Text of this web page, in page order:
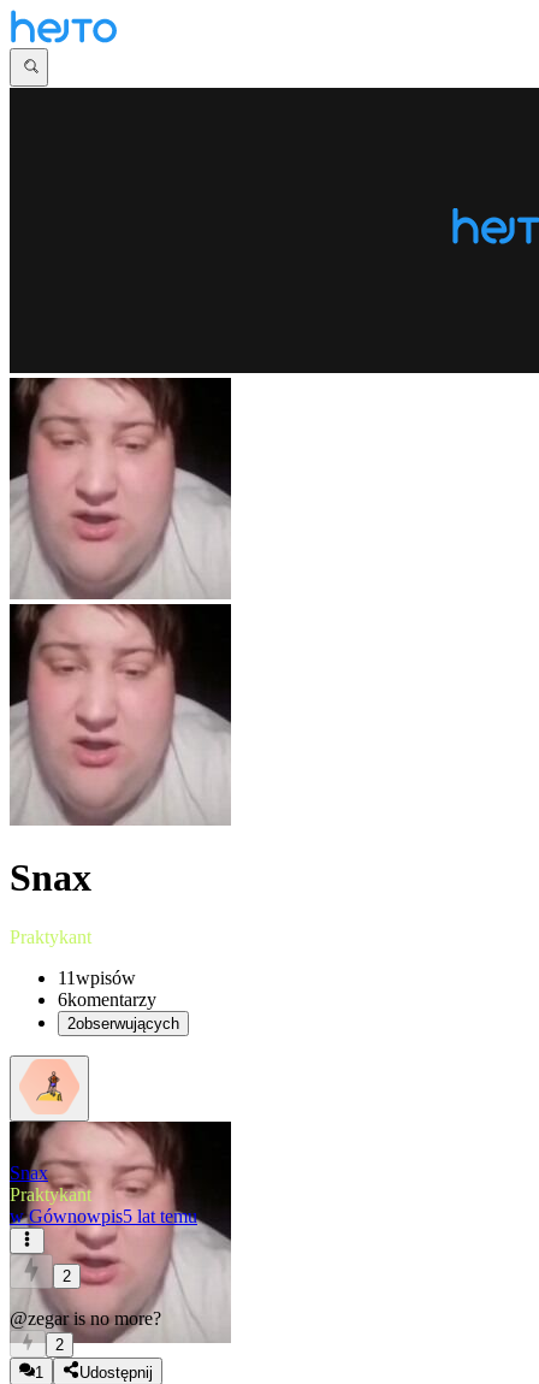
Snax
Praktykant
11wpisów
6komentarzy
2obserwujących
Snax
Praktykant
w Gównowpis5 lat temu
2
@zegaris no more?
2
1
Udostępnij